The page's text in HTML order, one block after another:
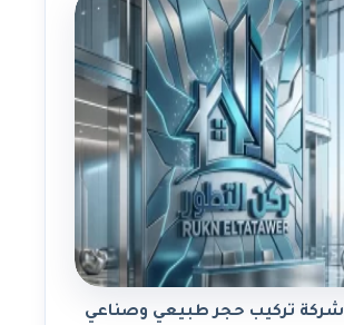
شركة تركيب حجر طبيعي وصناعي